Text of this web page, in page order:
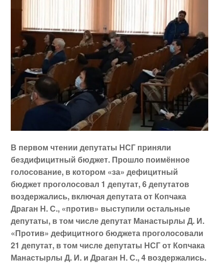
В первом чтении депутаты НСГ приняли
бездифицитный бюджет. Прошло поимённое
голосование, в котором «за» дефицитный
бюджет проголосовал 1 депутат, 6 депутатов
воздержались, включая депутата от Копчака
Драган Н. С., «против» выступили остальные
депутаты, в том числе депутат Манастырлы Д. И.
«Против» дефицитного бюджета проголосовали
21 депутат, в том числе депутаты НСГ от Копчака
Манастырлы Д. И. и Драган Н. С., 4 воздержались.